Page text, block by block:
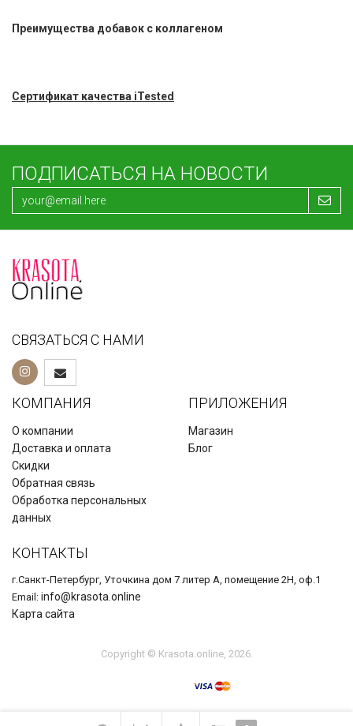
Преимущества добавок с коллагеном
Сертификат качества iTested
ПОДПИСАТЬСЯ НА НОВОСТИ
СВЯЗАТЬСЯ С НАМИ
КОМПАНИЯ
О компании
Доставка и оплата
Скидки
Обратная связь
Обработка персональных
данных
ПРИЛОЖЕНИЯ
Магазин
Блог
КОНТАКТЫ
г.Санкт-Петербург, Уточкина дом 7 литер А, помещение 2Н, оф.1
Email: info@krasota.online
Карта сайта
Copyright © Krasota.online, 2026.